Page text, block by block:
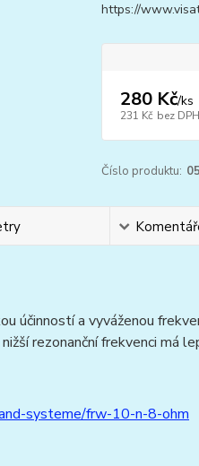
https://
280 Kč/ks
231 Kč bez DPH
Číslo produktu:
účinností a vyváženou
rezonanční frekvenci má
systeme/frw-10-n-8-ohm